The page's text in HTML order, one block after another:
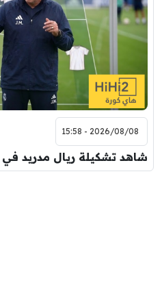
2026/08/08 - 15:58
شاهد تشكيلة ريال مدريد في